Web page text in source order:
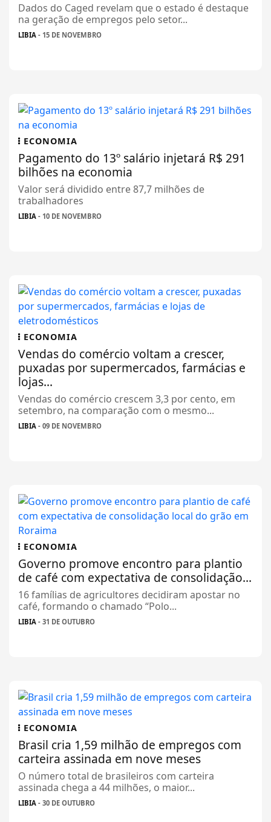
Dados do Caged revelam que o estado é destaque
na geração de empregos pelo setor...
LIBIA - 15 DE NOVEMBRO
ECONOMIA
Pagamento do 13º salário injetará R$ 291
bilhões na economia
Valor será dividido entre 87,7 milhões de
trabalhadores
LIBIA - 10 DE NOVEMBRO
ECONOMIA
Vendas do comércio voltam a crescer,
puxadas por supermercados, farmácias e
lojas...
Vendas do comércio crescem 3,3 por cento, em
setembro, na comparação com o mesmo...
LIBIA - 09 DE NOVEMBRO
ECONOMIA
Governo promove encontro para plantio
de café com expectativa de consolidação...
16 famílias de agricultores decidiram apostar no
café, formando o chamado “Polo...
LIBIA - 31 DE OUTUBRO
ECONOMIA
Brasil cria 1,59 milhão de empregos com
carteira assinada em nove meses
O número total de brasileiros com carteira
assinada chega a 44 milhões, o maior...
LIBIA - 30 DE OUTUBRO